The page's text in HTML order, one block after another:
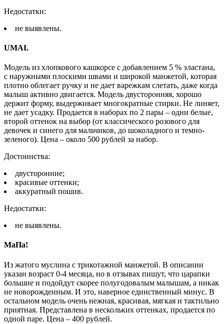
Недостатки:
не выявлены.
UMAI.
Модель из хлопкового кашкорсе с добавлением 5 % эластана,
с наружными плоскими швами и широкой манжетой, которая
плотно облегает ручку и не дает варежкам слетать, даже когда
малыш активно двигается. Модель двусторонняя, хорошо
держит форму, выдерживает многократные стирки. Не линяет,
не дает усадку. Продается в наборах по 2 пары – одни белые,
второй оттенок на выбор (от классического розового для
девочек и синего для мальчиков, до шоколадного и темно-
зеленого). Цена – около 500 рублей за набор.
Достоинства:
двусторонние;
красивые оттенки;
аккуратный пошив.
Недостатки:
не выявлены.
МаПа!
Из жатого муслина с трикотажной манжетой. В описании
указан возраст 0-4 месяца, но в отзывах пишут, что царапки
большие и подойдут скорее полугодовалым малышам, а никак
не новорожденным. И это, наверное единственный минус. В
остальном модель очень нежная, красивая, мягкая и тактильно
приятная. Представлена в нескольких оттенках, продается по
одной паре. Цена – 400 рублей.